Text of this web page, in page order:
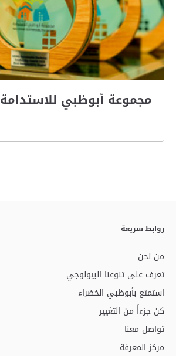
مجموعة أبوظبي للاستدامة
روابط سريعة
من نحن
تعرف على تنوعنا البيولوجي
استمتع بأبوظبي الخضراء
كن جزءاً من التغيير
تواصل معنا
مركز المعرفة